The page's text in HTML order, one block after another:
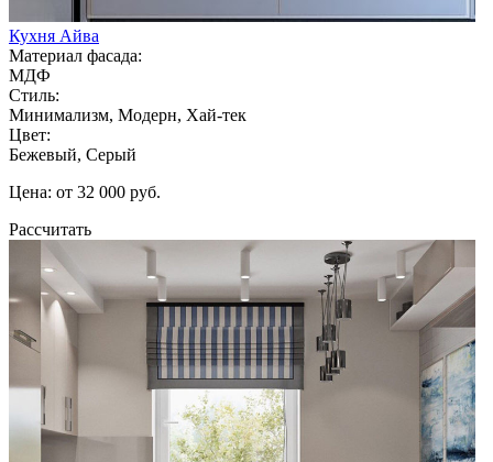
Кухня Айва
Материал фасада:
МДФ
Стиль:
Минимализм, Модерн, Хай-тек
Цвет:
Бежевый, Серый
Цена: от 32 000 руб.
Рассчитать